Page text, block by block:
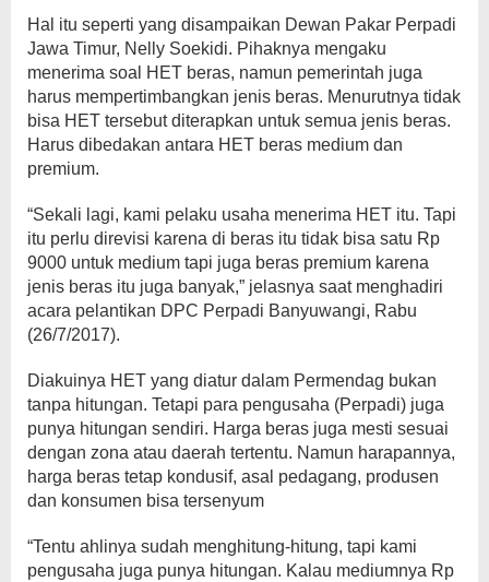
Hal itu seperti yang disampaikan Dewan Pakar Perpadi
Jawa Timur, Nelly Soekidi. Pihaknya mengaku
menerima soal HET beras, namun pemerintah juga
harus mempertimbangkan jenis beras. Menurutnya tidak
bisa HET tersebut diterapkan untuk semua jenis beras.
Harus dibedakan antara HET beras medium dan
premium.
“Sekali lagi, kami pelaku usaha menerima HET itu. Tapi
itu perlu direvisi karena di beras itu tidak bisa satu Rp
9000 untuk medium tapi juga beras premium karena
jenis beras itu juga banyak,” jelasnya saat menghadiri
acara pelantikan DPC Perpadi Banyuwangi, Rabu
(26/7/2017).
Diakuinya HET yang diatur dalam Permendag bukan
tanpa hitungan. Tetapi para pengusaha (Perpadi) juga
punya hitungan sendiri. Harga beras juga mesti sesuai
dengan zona atau daerah tertentu. Namun harapannya,
harga beras tetap kondusif, asal pedagang, produsen
dan konsumen bisa tersenyum
“Tentu ahlinya sudah menghitung-hitung, tapi kami
pengusaha juga punya hitungan. Kalau mediumnya Rp